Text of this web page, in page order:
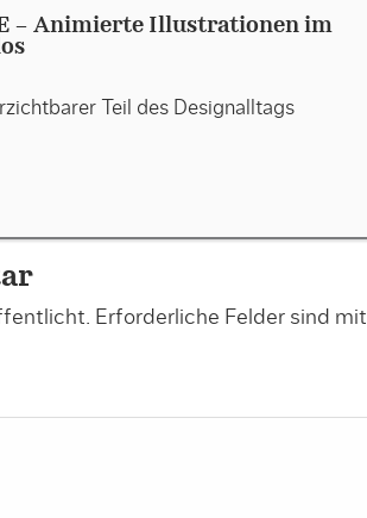
- Animierte Illustrationen im
Teil des Designalltags
Erforderliche Felder sind mit